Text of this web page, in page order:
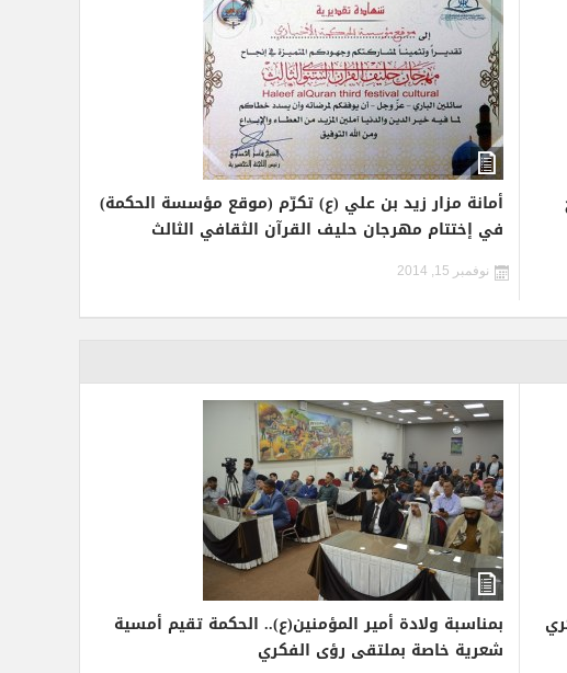
أمانة مزار زيد بن علي (ع) تكرّم (موقع مؤسسة الحكمة)
في إختتام مهرجان حليف القرآن الثقافي الثالث
نوفمبر 15, 2014
بمناسبة ولادة أمير المؤمنين(ع).. الحكمة تقيم أمسية
شعرية خاصة بملتقى رؤى الفكري